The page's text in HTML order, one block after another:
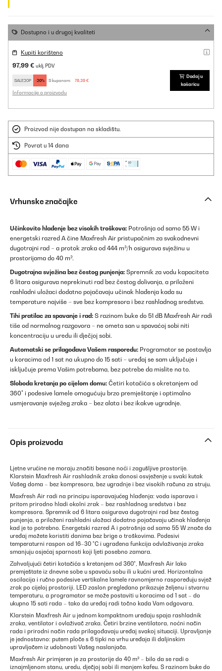
Dostupno i u drugoj kvaliteti
Kupiti korišteno
97,99 € uklj. PDV
SALE20P -20% S kuponom: 78,39 €
Informacije o proizvodu
Dodaj u
košaricu
Proizvod nije dostupan na skladištu.
Povrat u 14 dana
Vrhunske značajke
Učinkovito hlađenje bez visokih troškova: Potrošnja od samo 55 W i
energetski razred A čine Maxfresh Air pristupačnim za svakodnevni
dugotrajni rad – a protok zraka od 444 m³/h osigurava svježinu u
prostorijama do 40 m².
Dugotrajna svježina bez čestog punjenja: Spremnik za vodu kapaciteta
6 litara osigurava neprekinuti rad bez čestog dolivanja, a priloženi
rashladni uložaci dodatno pojačavaju učinak hlađenja kada su
temperature najviše – sve bez kompresora i bez rashladnog sredstva.
Tihi pratilac za spavanje i rad: S razinom buke do 51 dB Maxfresh Air radi
tiše od normalnog razgovora – ne ometa san u spavaćoj sobi niti
koncentraciju u uredu ili dječjoj sobi.
Automatski se prilagođava Vašem rasporedu: Programator se postavlja
u koracima od 1 sat na ukupno do 15 sati – uređaj se sam uključuje i
isključuje prema Vašim potrebama, bez potrebe da mislite na to.
Sloboda kretanja po cijelom domu: Četiri kotačića s okretanjem od
360° i podesive lamele omogućuju brzo premještanje i optimalno
usmjeravanje svježeg zraka – bez alata i bez ikakve ugradnje.
Opis proizvoda
Ljetne vrućine ne moraju značiti besane noći i zagušljive prostorije.
Klarstein Maxfresh Air rashladnik zraka donosi osvježenje u svaki kutak
Vašeg doma – bez kompresora, bez ugradnje i bez visokih računa za struju.
Maxfresh Air radi na principu isparavajućeg hlađenja: voda isparava i
pritom prirodno hladi okolni zrak – bez rashladnog sredstva i bez
kompresora. Spremnik od 6 litara osigurava dugotrajni rad bez čestog
punjenja, a priloženi rashladni uložaci dodatno pojačavaju učinak hlađenja
kad je to potrebno. Energetski razred A i potrošnja od samo 55 W znače da
uređaj možete koristiti danima bez brige o troškovima. Podesivi
temperaturni raspon od 16–30 °C i ugrađena funkcija odvlaživanja zraka
smanjuju osjećaj sparnosti koji ljeti posebno zamara.
Zahvaljujući četiri kotačića s kretanjem od 360°, Maxfresh Air lako
premještate iz dnevne sobe u spavaću sobu ili u kućni ured. Horizontalna
oscilacija i ručno podesive vertikalne lamele ravnomjerno raspoređuju svjež
zrak po cijeloj prostoriji. LED zaslon pregledano prikazuje željenu i stvarnu
temperaturu, a programator se može postaviti u koracima od 1 sat – do
ukupno 15 sati rada – tako da uređaj radi točno kada Vam odgovara.
Klarstein Maxfresh Air u jednom kompaktnom uređaju spaja rashladnik
zraka, ventilator i ovlaživač zraka. Četiri brzine ventilatora, noćni način
rada i prirodni način rada prilagođavaju uređaj svakoj situaciji. Upravljanje
je jednostavno: putem ploče s 6 tipki na vrhu uređaja ili daljinskim
upravljačem iz udobnosti Vašeg naslanjača.
Maxfresh Air primjeren je za prostorije do 40 m² – bilo da se radi o
iznajmljenom stanu, uredu, dječjoj sobi ili manjem kafeu. S razinom buke do